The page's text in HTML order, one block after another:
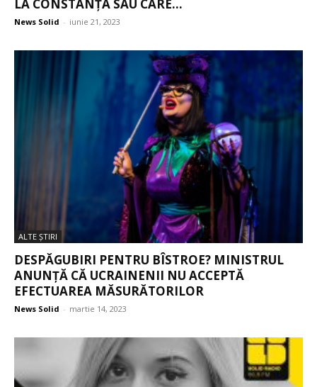
LA CONSTANȚA SAU CARE...
News Solid - iunie 21, 2023
ALTE ŞTIRI
DESPĂGUBIRI PENTRU BÎSTROE? MINISTRUL
ANUNȚĂ CĂ UCRAINENII NU ACCEPTĂ
EFECTUAREA MĂSURĂTORILOR
News Solid - martie 14, 2023